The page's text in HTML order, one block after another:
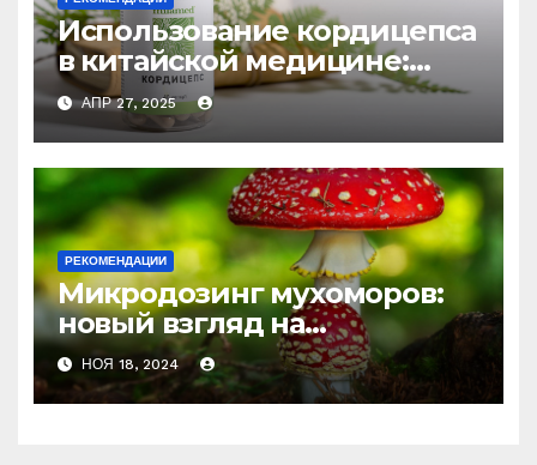
Использование кордицепса
в китайской медицине:
природное средство
против усталости и
истощения
АПР 27, 2025
РЕКОМЕНДАЦИИ
Микродозинг мухоморов:
новый взгляд на
психоделику
НОЯ 18, 2024